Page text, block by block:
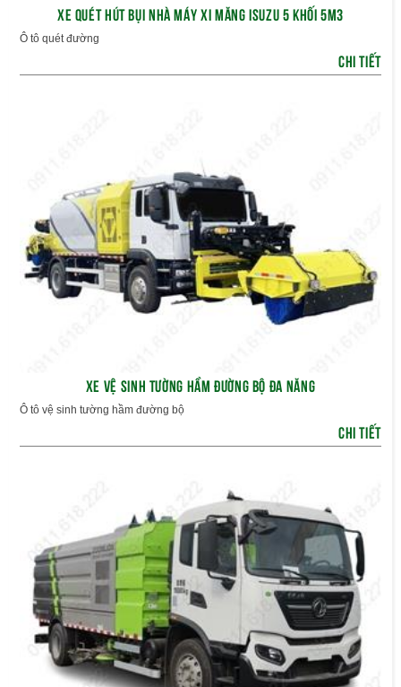
XE QUÉT HÚT BỤI NHÀ MÁY XI MĂNG ISUZU 5 KHỐI 5M3
Ô tô quét đường
CHI TIẾT
XE VỆ SINH TƯỜNG HẦM ĐƯỜNG BỘ ĐA NĂNG
Ô tô vệ sinh tường hầm đường bộ
CHI TIẾT